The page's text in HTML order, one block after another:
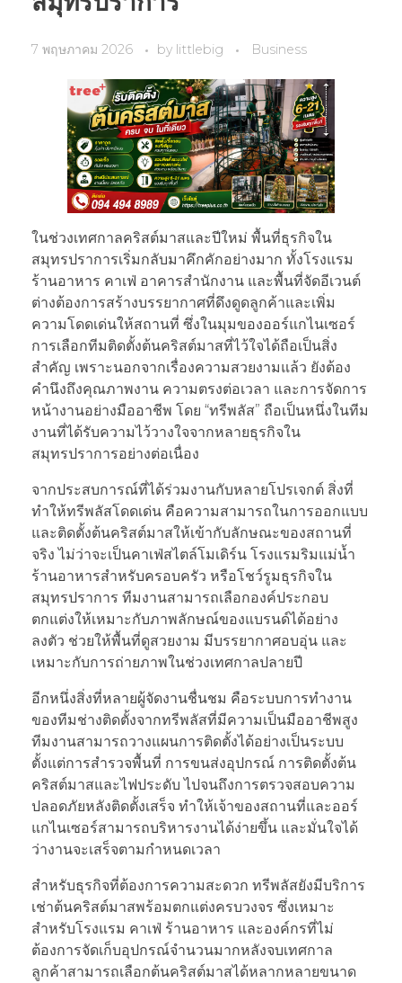
7 พฤษภาคม 2026 by littlebig Business
ในช่วงเทศกาลคริสต์มาสและปีใหม่ พื้นที่ธุรกิจใน
สมุทรปราการเริ่มกลับมาคึกคักอย่างมาก ทั้งโรงแรม
ร้านอาหาร คาเฟ่ อาคารสำนักงาน และพื้นที่จัดอีเวนต์
ต่างต้องการสร้างบรรยากาศที่ดึงดูดลูกค้าและเพิ่ม
ความโดดเด่นให้สถานที่ ซึ่งในมุมของออร์แกไนเซอร์
การเลือกทีมติดตั้งต้นคริสต์มาสที่ไว้ใจได้ถือเป็นสิ่ง
สำคัญ เพราะนอกจากเรื่องความสวยงามแล้ว ยังต้อง
คำนึงถึงคุณภาพงาน ความตรงต่อเวลา และการจัดการ
หน้างานอย่างมืออาชีพ โดย “ทรีพลัส” ถือเป็นหนึ่งในทีม
งานที่ได้รับความไว้วางใจจากหลายธุรกิจใน
สมุทรปราการอย่างต่อเนื่อง
จากประสบการณ์ที่ได้ร่วมงานกับหลายโปรเจกต์ สิ่งที่
ทำให้ทรีพลัสโดดเด่น คือความสามารถในการออกแบบ
และติดตั้งต้นคริสต์มาสให้เข้ากับลักษณะของสถานที่
จริง ไม่ว่าจะเป็นคาเฟ่สไตล์โมเดิร์น โรงแรมริมแม่น้ำ
ร้านอาหารสำหรับครอบครัว หรือโชว์รูมธุรกิจใน
สมุทรปราการ ทีมงานสามารถเลือกองค์ประกอบ
ตกแต่งให้เหมาะกับภาพลักษณ์ของแบรนด์ได้อย่าง
ลงตัว ช่วยให้พื้นที่ดูสวยงาม มีบรรยากาศอบอุ่น และ
เหมาะกับการถ่ายภาพในช่วงเทศกาลปลายปี
อีกหนึ่งสิ่งที่หลายผู้จัดงานชื่นชม คือระบบการทำงาน
ของทีมช่างติดตั้งจากทรีพลัสที่มีความเป็นมืออาชีพสูง
ทีมงานสามารถวางแผนการติดตั้งได้อย่างเป็นระบบ
ตั้งแต่การสำรวจพื้นที่ การขนส่งอุปกรณ์ การติดตั้งต้น
คริสต์มาสและไฟประดับ ไปจนถึงการตรวจสอบความ
ปลอดภัยหลังติดตั้งเสร็จ ทำให้เจ้าของสถานที่และออร์
แกไนเซอร์สามารถบริหารงานได้ง่ายขึ้น และมั่นใจได้
ว่างานจะเสร็จตามกำหนดเวลา
สำหรับธุรกิจที่ต้องการความสะดวก ทรีพลัสยังมีบริการ
เช่าต้นคริสต์มาสพร้อมตกแต่งครบวงจร ซึ่งเหมาะ
สำหรับโรงแรม คาเฟ่ ร้านอาหาร และองค์กรที่ไม่
ต้องการจัดเก็บอุปกรณ์จำนวนมากหลังจบเทศกาล
ลูกค้าสามารถเลือกต้นคริสต์มาสได้หลากหลายขนาด